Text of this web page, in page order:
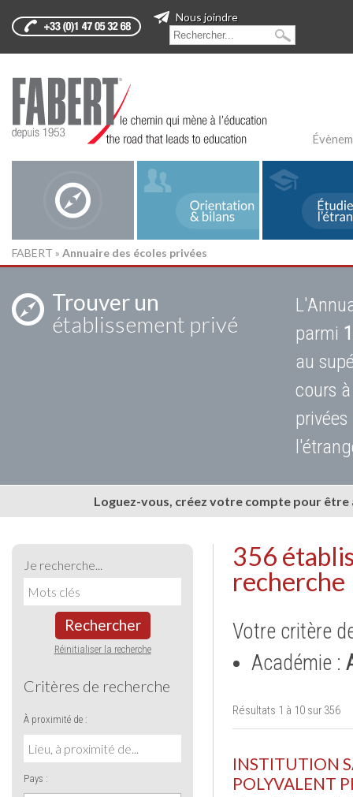
Nous joindre
FABERT » Annuaire des écoles privées
Trouver un
établissement privé
parmi
au
cours
Loguez-vous, créez votre compte pour
Je recherche...
Rechercher
Réinitialiser la recherche
Critères de recherche
À proximité de :
Pays :
356
recherche
Votre critère
Académie :
Résultats 1 à 10 sur 356
INSTITUTION
POLYVALENT